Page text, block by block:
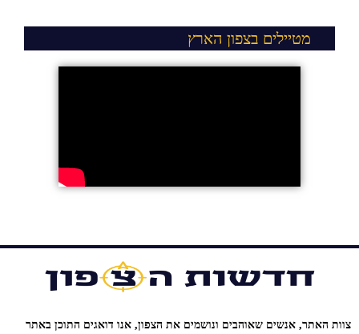
מטיילים בצפון הארץ
צוות האתר, אנשים שאוהבים ונושמים את הצפון, אנו דואגים התוכן באתר